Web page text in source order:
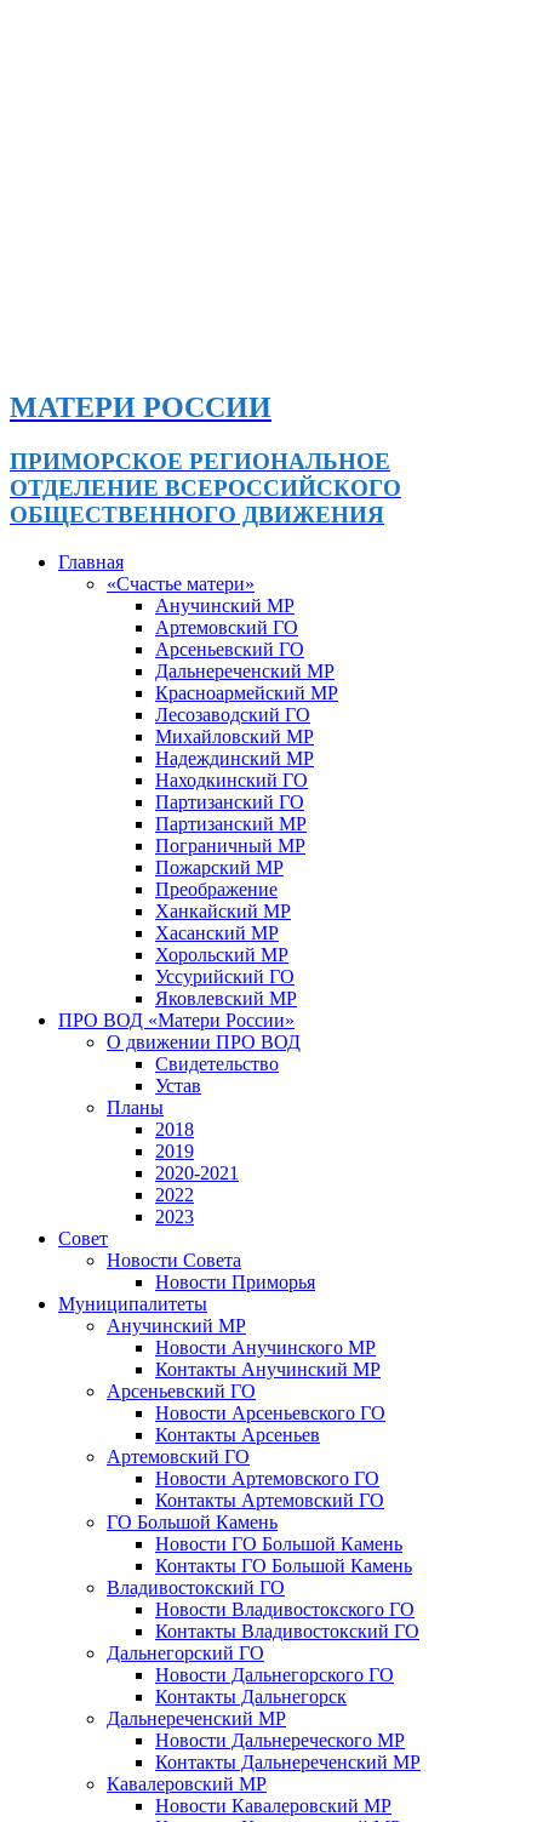
МАТЕРИ РОССИИ
ПРИМОРСКОЕ РЕГИОНАЛЬНОЕ
ОТДЕЛЕНИЕ ВСЕРОССИЙСКОГО
ОБЩЕСТВЕННОГО ДВИЖЕНИЯ
Главная
«Счастье матери»
Анучинский МР
Артемовский ГО
Арсеньевский ГО
Дальнереченский МР
Красноармейский МР
Лесозаводский ГО
Михайловский МР
Надеждинский МР
Находкинский ГО
Партизанский ГО
Партизанский МР
Пограничный МР
Пожарский МР
Преображение
Ханкайский МР
Хасанский МР
Хорольский МР
Уссурийский ГО
Яковлевский МР
ПРО ВОД «Матери России»
О движении ПРО ВОД
Свидетельство
Устав
Планы
2018
2019
2020-2021
2022
2023
Совет
Новости Совета
Новости Приморья
Муниципалитеты
Анучинский МР
Новости Анучинского МР
Контакты Анучинский МР
Арсеньевский ГО
Новости Арсеньевского ГО
Контакты Арсеньев
Артемовский ГО
Новости Артемовского ГО
Контакты Артемовский ГО
ГО Большой Камень
Новости ГО Большой Камень
Контакты ГО Большой Камень
Владивостокский ГО
Новости Владивостокского ГО
Контакты Владивостокский ГО
Дальнегорский ГО
Новости Дальнегорского ГО
Контакты Дальнегорск
Дальнереченский МР
Новости Дальнереческого МР
Контакты Дальнереченский МР
Кавалеровский МР
Новости Кавалеровский МР